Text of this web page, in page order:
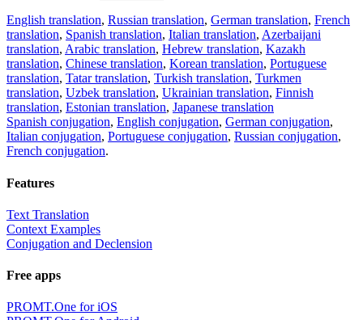
English translation, Russian translation, German translation, French
translation, Spanish translation, Italian translation, Azerbaijani
translation, Arabic translation, Hebrew translation, Kazakh
translation, Chinese translation, Korean translation, Portuguese
translation, Tatar translation, Turkish translation, Turkmen
translation, Uzbek translation, Ukrainian translation, Finnish
translation, Estonian translation, Japanese translation
Spanish conjugation, English conjugation, German conjugation,
Italian conjugation, Portuguese conjugation, Russian conjugation,
French conjugation.
Features
Text Translation
Context Examples
Conjugation and Declension
Free apps
PROMT.One for iOS